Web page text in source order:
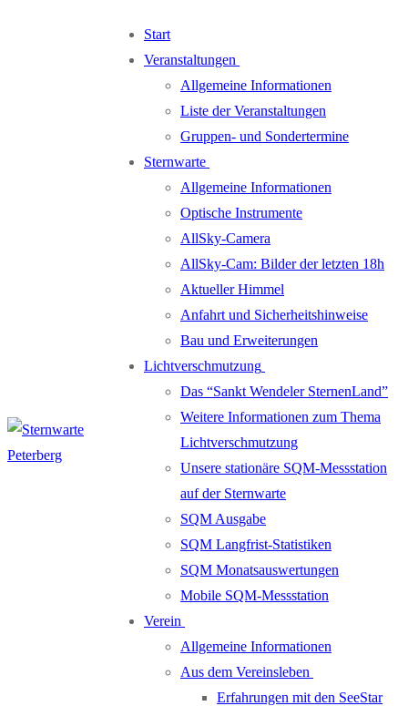
Start
Veranstaltungen
Allgemeine Informationen
Liste der Veranstaltungen
Gruppen- und Sondertermine
Sternwarte
Allgemeine Informationen
Optische Instrumente
AllSky-Camera
AllSky-Cam: Bilder der letzten 18h
Aktueller Himmel
Anfahrt und Sicherheitshinweise
Bau und Erweiterungen
Lichtverschmutzung
Das “Sankt Wendeler SternenLand”
Weitere Informationen zum Thema
Lichtverschmutzung
Unsere stationäre SQM-Messstation
auf der Sternwarte
SQM Ausgabe
SQM Langfrist-Statistiken
SQM Monatsauswertungen
Mobile SQM-Messstation
Verein
Allgemeine Informationen
Aus dem Vereinsleben
Erfahrungen mit den SeeStar